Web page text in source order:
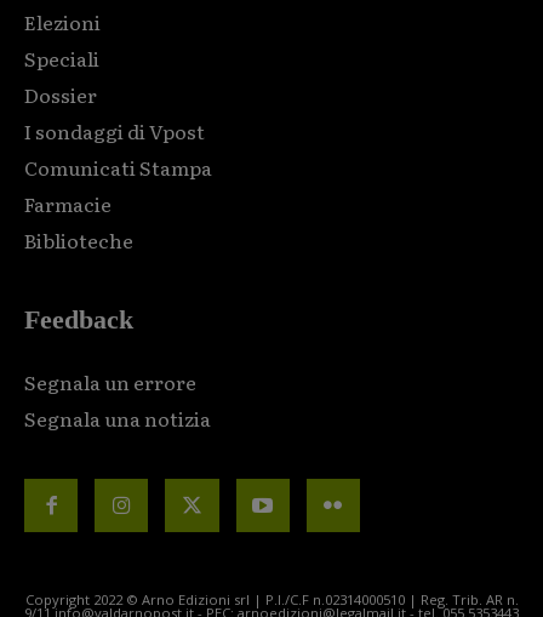
Elezioni
Speciali
Dossier
I sondaggi di Vpost
Comunicati Stampa
Farmacie
Biblioteche
Feedback
Segnala un errore
Segnala una notizia
Copyright 2022 © Arno Edizioni srl | P.I./C.F n.02314000510 | Reg. Trib. AR n.
9/11 info@valdarnopost.it - PEC: arnoedizioni@legalmail.it - tel. 055.5353443